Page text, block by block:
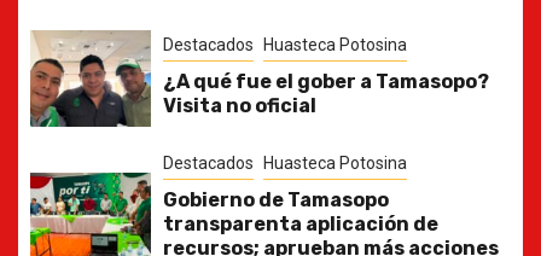
Destacados Huasteca Potosina
¿A qué fue el gober a Tamasopo?
Visita no oficial
Destacados Huasteca Potosina
Gobierno de Tamasopo
transparenta aplicación de
recursos; aprueban más acciones